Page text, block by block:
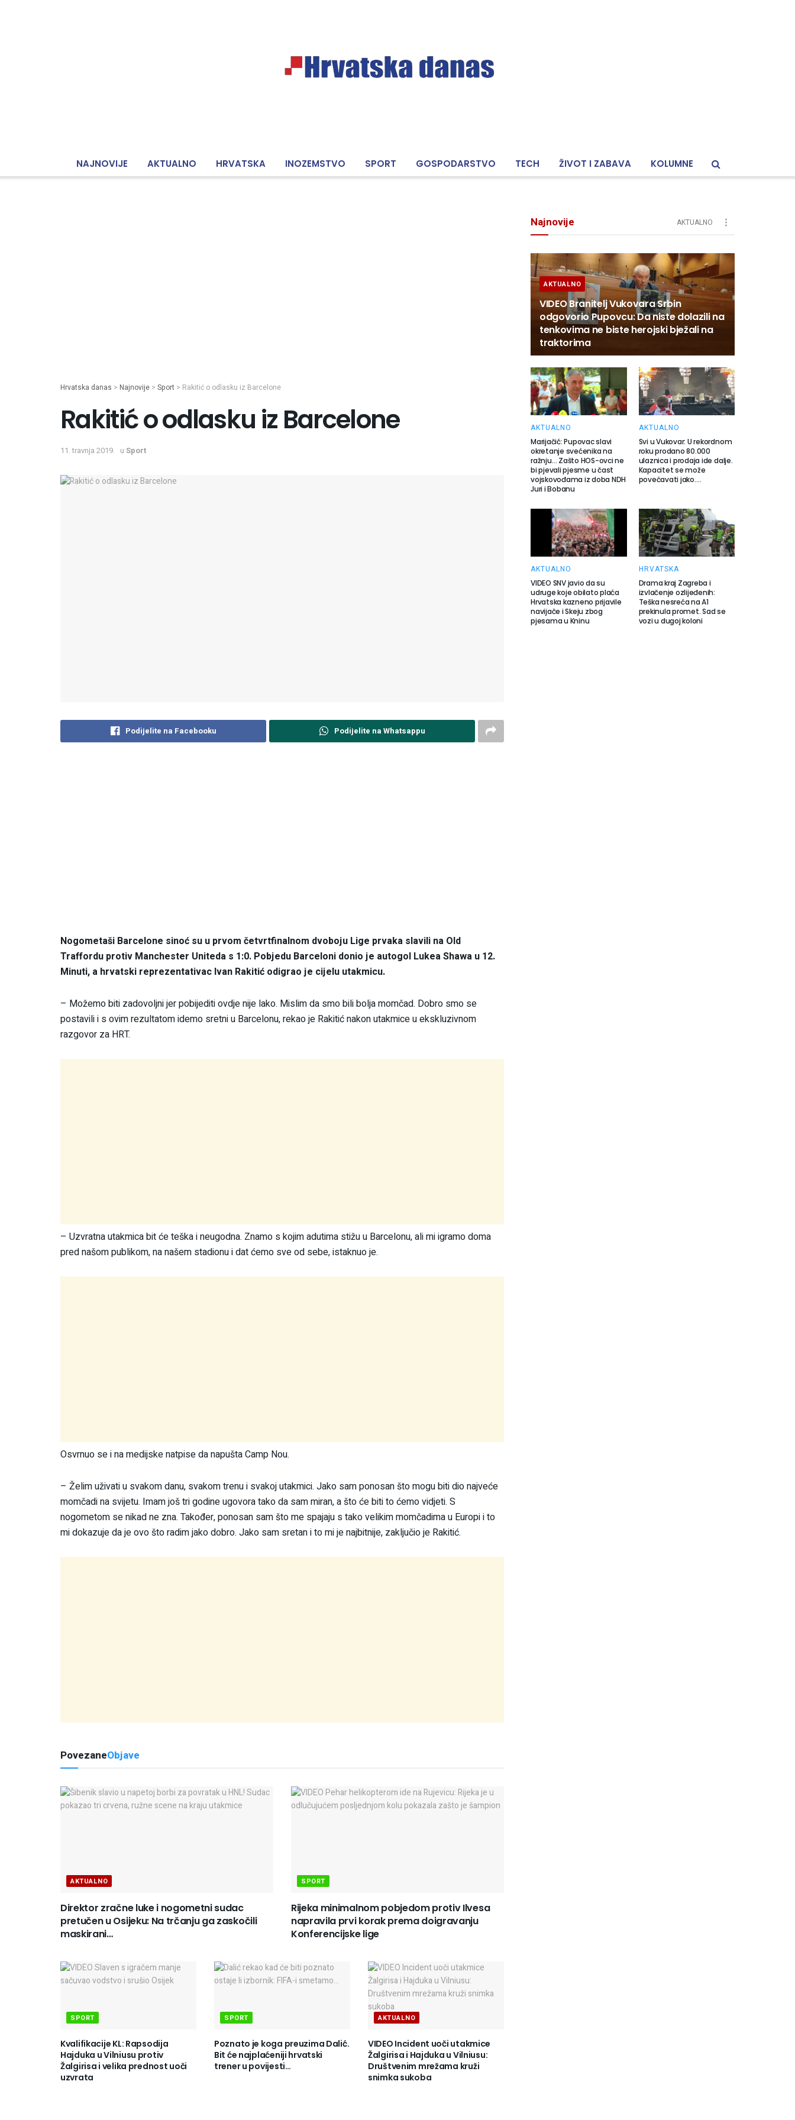
NAJNOVIJE AKTUALNO HRVATSKA INOZEMSTVO SPORT GOSPODARSTVO TECH ŽIVOT I ZABAVA KOLUMNE
Hrvatska danas > Najnovije > Sport > Rakitić o odlasku iz Barcelone
Rakitić o odlasku iz Barcelone
11. travnja 2019. u Sport
Podijelite na Facebooku Podijelite na Whatsappu
Nogometaši Barcelone sinoć su u prvom četvrtfinalnom dvoboju Lige prvaka slavili na Old
Traffordu protiv Manchester Uniteda s 1:0. Pobjedu Barceloni donio je autogol Lukea Shawa u 12.
Minuti, a hrvatski reprezentativac Ivan Rakitić odigrao je cijelu utakmicu.
– Možemo biti zadovoljni jer pobijediti ovdje nije lako. Mislim da smo bili bolja momčad. Dobro smo se
postavili i s ovim rezultatom idemo sretni u Barcelonu, rekao je Rakitić nakon utakmice u ekskluzivnom
razgovor za HRT.
– Uzvratna utakmica bit će teška i neugodna. Znamo s kojim adutima stižu u Barcelonu, ali mi igramo doma
pred našom publikom, na našem stadionu i dat ćemo sve od sebe, istaknuo je.
Osvrnuo se i na medijske natpise da napušta Camp Nou.
– Želim uživati u svakom danu, svakom trenu i svakoj utakmici. Jako sam ponosan što mogu biti dio najveće
momčadi na svijetu. Imam još tri godine ugovora tako da sam miran, a što će biti to ćemo vidjeti. S
nogometom se nikad ne zna. Također, ponosan sam što me spajaju s tako velikim momčadima u Europi i to
mi dokazuje da je ovo što radim jako dobro. Jako sam sretan i to mi je najbitnije, zaključio je Rakitić.
PovezaneObjave
AKTUALNO
Direktor zračne luke i nogometni sudac
pretučen u Osijeku: Na trčanju ga zaskočili
maskirani…
SPORT
Rijeka minimalnom pobjedom protiv Ilvesa
napravila prvi korak prema doigravanju
Konferencijske lige
SPORT
Kvalifikacije KL: Rapsodija
Hajduka u Vilniusu protiv
Žalgirisa i velika prednost uoči
uzvrata
SPORT
Poznato je koga preuzima Dalić.
Bit će najplaćeniji hrvatski
trener u povijesti…
AKTUALNO
VIDEO Incident uoči utakmice
Žalgirisa i Hajduka u Vilniusu:
Društvenim mrežama kruži
snimka sukoba
Najnovije AKTUALNO
AKTUALNO
VIDEO Branitelj Vukovara Srbin
odgovorio Pupovcu: Da niste dolazili na
tenkovima ne biste herojski bježali na
traktorima
AKTUALNO
Marijačić: Pupovac slavi
okretanje svećenika na
ražnju… Zašto HOS-ovci ne
bi pjevali pjesme u čast
vojskovođama iz doba NDH
Juri i Bobanu
AKTUALNO
Svi u Vukovar: U rekordnom
roku prodano 80.000
ulaznica i prodaja ide dalje.
Kapacitet se može
povećavati jako….
AKTUALNO
VIDEO SNV javio da su
udruge koje obilato plaća
Hrvatska kazneno prijavile
navijače i Skeju zbog
pjesama u Kninu
HRVATSKA
Drama kraj Zagreba i
izvlačenje ozlijeđenih:
Teška nesreća na A1
prekinula promet. Sad se
vozi u dugoj koloni